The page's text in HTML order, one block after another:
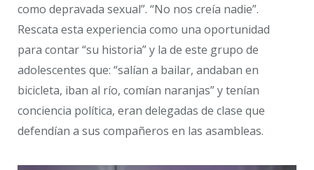
como depravada sexual”. “No nos creía nadie”.
Rescata esta experiencia como una oportunidad
para contar “su historia” y la de este grupo de
adolescentes que: “salían a bailar, andaban en
bicicleta, iban al río, comían naranjas” y tenían
conciencia política, eran delegadas de clase que
defendían a sus compañeros en las asambleas.